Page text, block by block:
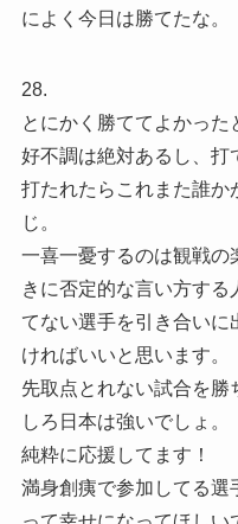
によく今日は勝てたな。
28.
とにかく勝ててよかった
好不調は絶対あるし、打
打たれたらこれまた誰か
じ。
一喜一憂するのは観戦の
きに否定的な言い方する
てない選手を引き合いに
ければいいと思います。
先取点とれない試合を勝
しろ日本は強いでしょ。
純粋に応援してます！
満身創痍で参加してる選